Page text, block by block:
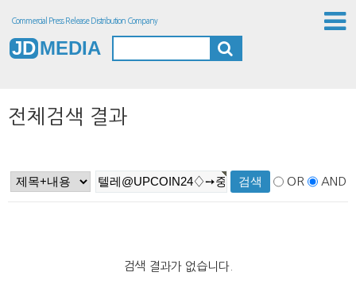
Commercial Press Release Distribution Company
JD MEDIA
전체검색 결과
OR AND
검색 결과가 없습니다.